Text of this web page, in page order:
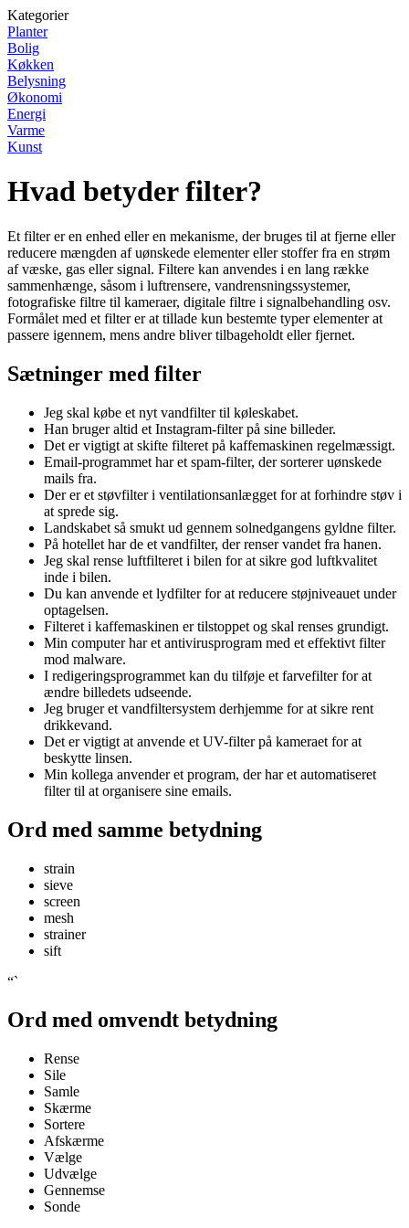
Kategorier
Planter
Bolig
Køkken
Belysning
Økonomi
Energi
Varme
Kunst
Hvad betyder filter?
Et filter er en enhed eller en mekanisme, der bruges til at fjerne eller
reducere mængden af uønskede elementer eller stoffer fra en strøm
af væske, gas eller signal. Filtere kan anvendes i en lang række
sammenhænge, såsom i luftrensere, vandrensningssystemer,
fotografiske filtre til kameraer, digitale filtre i signalbehandling osv.
Formålet med et filter er at tillade kun bestemte typer elementer at
passere igennem, mens andre bliver tilbageholdt eller fjernet.
Sætninger med filter
Jeg skal købe et nyt vandfilter til køleskabet.
Han bruger altid et Instagram-filter på sine billeder.
Det er vigtigt at skifte filteret på kaffemaskinen regelmæssigt.
Email-programmet har et spam-filter, der sorterer uønskede
mails fra.
Der er et støvfilter i ventilationsanlægget for at forhindre støv i
at sprede sig.
Landskabet så smukt ud gennem solnedgangens gyldne filter.
På hotellet har de et vandfilter, der renser vandet fra hanen.
Jeg skal rense luftfilteret i bilen for at sikre god luftkvalitet
inde i bilen.
Du kan anvende et lydfilter for at reducere støjniveauet under
optagelsen.
Filteret i kaffemaskinen er tilstoppet og skal renses grundigt.
Min computer har et antivirusprogram med et effektivt filter
mod malware.
I redigeringsprogrammet kan du tilføje et farvefilter for at
ændre billedets udseende.
Jeg bruger et vandfiltersystem derhjemme for at sikre rent
drikkevand.
Det er vigtigt at anvende et UV-filter på kameraet for at
beskytte linsen.
Min kollega anvender et program, der har et automatiseret
filter til at organisere sine emails.
Ord med samme betydning
strain
sieve
screen
mesh
strainer
sift
“`
Ord med omvendt betydning
Rense
Sile
Samle
Skærme
Sortere
Afskærme
Vælge
Udvælge
Gennemse
Sonde